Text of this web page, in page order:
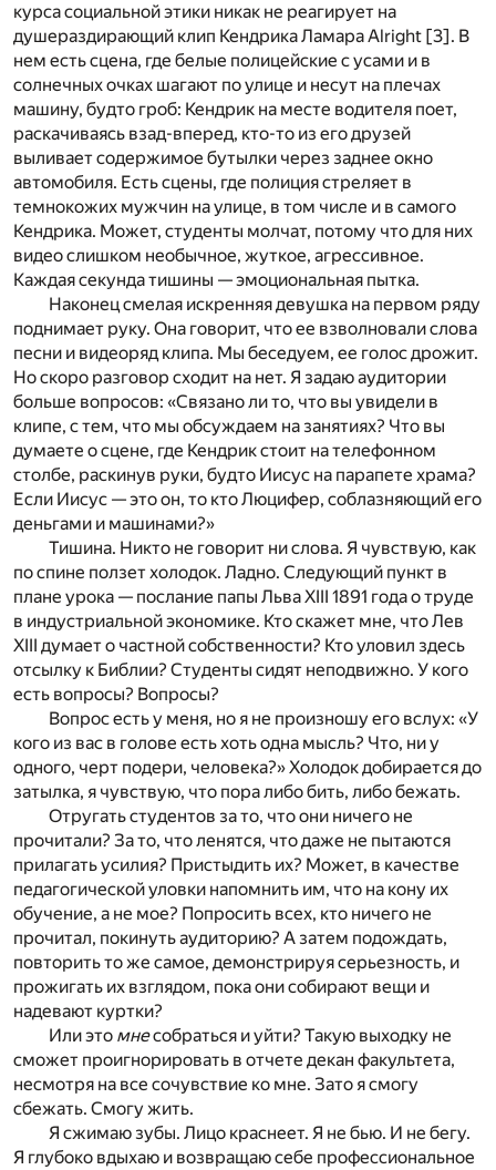
курса социальной этики никак не реагирует на
душераздирающий клип Кендрика Ламара Alright [3]. В
нем есть сцена, где белые полицейские с усами и в
солнечных очках шагают по улице и несут на плечах
машину, будто гроб: Кендрик на месте водителя поет,
раскачиваясь взад-вперед, кто-то из его друзей
выливает содержимое бутылки через заднее окно
автомобиля. Есть сцены, где полиция стреляет в
темнокожих мужчин на улице, в том числе и в самого
Кендрика. Может, студенты молчат, потому что для них
видео слишком необычное, жуткое, агрессивное.
Каждая секунда тишины — эмоциональная пытка.
Наконец смелая искренняя девушка на первом ряду
поднимает руку. Она говорит, что ее взволновали слова
песни и видеоряд клипа. Мы беседуем, ее голос дрожит.
Но скоро разговор сходит на нет. Я задаю аудитории
больше вопросов: «Связано ли то, что вы увидели в
клипе, с тем, что мы обсуждаем на занятиях? Что вы
думаете о сцене, где Кендрик стоит на телефонном
столбе, раскинув руки, будто Иисус на парапете храма?
Если Иисус — это он, то кто Люцифер, соблазняющий его
деньгами и машинами?»
Тишина. Никто не говорит ни слова. Я чувствую, как
по спине ползет холодок. Ладно. Следующий пункт в
плане урока — послание папы Льва XIII 1891 года о труде
в индустриальной экономике. Кто скажет мне, что Лев
XIII думает о частной собственности? Кто уловил здесь
отсылку к Библии? Студенты сидят неподвижно. У кого
есть вопросы? Вопросы?
Вопрос есть у меня, но я не произношу его вслух: «У
кого из вас в голове есть хоть одна мысль? Что, ни у
одного, черт подери, человека?» Холодок добирается до
затылка, я чувствую, что пора либо бить, либо бежать.
Отругать студентов за то, что они ничего не
прочитали? За то, что ленятся, что даже не пытаются
прилагать усилия? Пристыдить их? Может, в качестве
педагогической уловки напомнить им, что на кону их
обучение, а не мое? Попросить всех, кто ничего не
прочитал, покинуть аудиторию? А затем подождать,
повторить то же самое, демонстрируя серьезность, и
прожигать их взглядом, пока они собирают вещи и
надевают куртки?
Или это мнесобраться и уйти? Такую выходку не
сможет проигнорировать в отчете декан факультета,
несмотря на все сочувствие ко мне. Зато я смогу
сбежать. Смогу жить.
Я сжимаю зубы. Лицо краснеет. Я не бью. И не бегу.
Я глубоко вдыхаю и возвращаю себе профессиональное